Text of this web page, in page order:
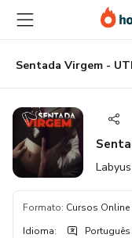
para
conteúdo
principal
para
pagamento
para
rodapé
Sentada Virgem -
Formato: Cursos
Idioma: Português